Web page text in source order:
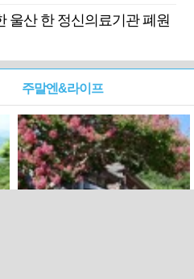
울산 한 정신의료기관 폐원
주말엔&라이프